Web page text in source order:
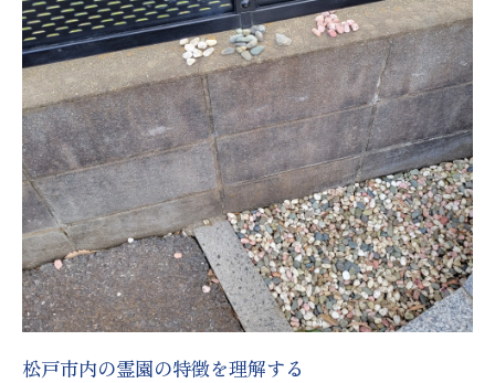
松戸市内の霊園の特徴を理解する